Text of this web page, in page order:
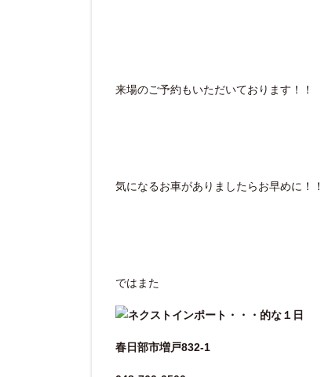
来場のご予約もいただいております！！
気になるお車がありましたらお早めに！！
ではまた
春日部市増戸832-1